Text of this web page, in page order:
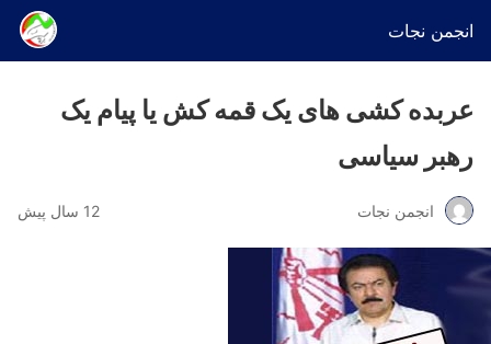
انجمن نجات
عربده کشی های یک قمه کش یا پیام یک
رهبر سیاسی
انجمن نجات 12 سال پیش